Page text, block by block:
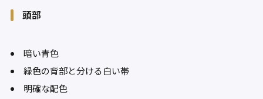
頭部
暗い青色
緑色の背部と分ける白い帯
明確な配色